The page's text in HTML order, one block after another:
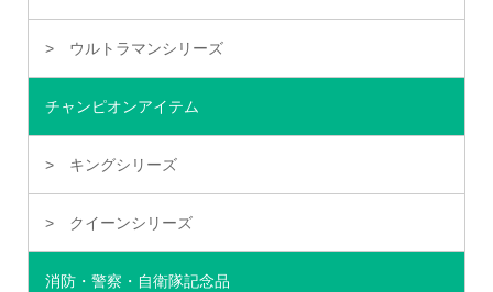
ウルトラマンシリーズ
チャンピオンアイテム
キングシリーズ
クイーンシリーズ
消防・警察・自衛隊記念品